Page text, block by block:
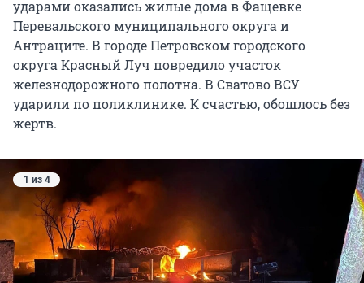
ударами оказались жилые дома в Фащевке
Перевальского муниципального округа и
Антраците. В городе Петровском городского
округа Красный Луч повредило участок
железнодорожного полотна. В Сватово ВСУ
ударили по поликлинике. К счастью, обошлось без
жертв.
1 из 4